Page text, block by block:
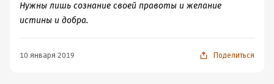
Нужны лишь сознание своей правоты и желание
истины и добра.
10 января 2019 Поделиться